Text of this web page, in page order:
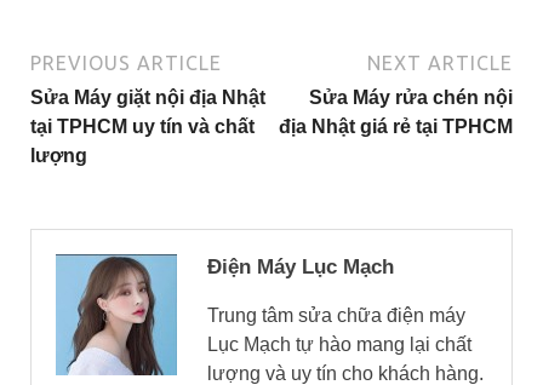
PREVIOUS ARTICLE
Sửa Máy giặt nội địa Nhật
tại TPHCM uy tín và chất
lượng
NEXT ARTICLE
Sửa Máy rửa chén nội
địa Nhật giá rẻ tại TPHCM
Điện Máy Lục Mạch
Trung tâm sửa chữa điện máy
Lục Mạch tự hào mang lại chất
lượng và uy tín cho khách hàng.